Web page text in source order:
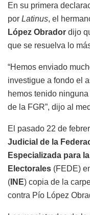
En su primera
por Latinus, el
López Obrador dijo
que se resuelva lo
“Hemos enviado
investigue a fondo el
hemos tenido
de la FGR”, dijo al
El pasado 22 de
Judicial de la
Especializada para
Electorales (FEDE)
( INE) copia de la
contra Pío López